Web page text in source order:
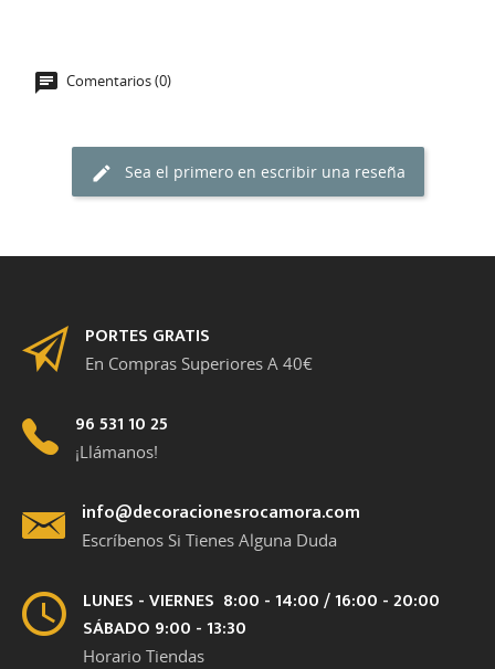
Comentarios (0)
Sea el primero en escribir una reseña
PORTES GRATIS
En Compras Superiores A 40€
96 531 10 25
¡Llámanos!
info@decoracionesrocamora.com
Escríbenos Si Tienes Alguna Duda
LUNES - VIERNES 8:00 - 14:00 / 16:00 - 20:00
SÁBADO 9:00 - 13:30
Horario Tiendas